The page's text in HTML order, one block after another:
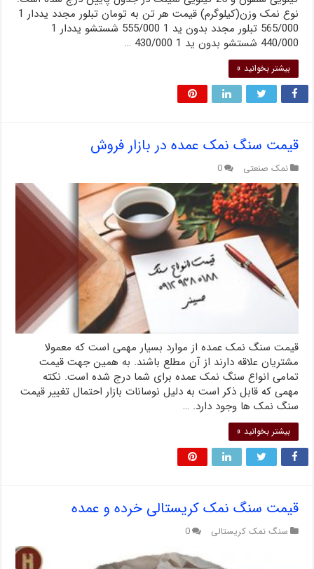
نوع نمک وزن(کیلوگرم) قیمت هر تن به تومان تبلور مجدد یددار 1
565/000 تبلور مجدد بدون ید 1 555/000 شستشو یددار 1
440/000 شستشو بدون ید 1 430/000 …
بیشتر بخوانید »
قیمت سنگ نمک عمده در بازار فروش
نمک صنعتی 0
قیمت سنگ نمک عمده از موارد بسیار مهمی است که معمولا
مشتریان علاقه دارند از آن مطلع باشند. به همین جهت قیمت
تمامی انواع سنگ نمک عمده برای شما درج شده است. نکته
مهمی که قابل ذکر است به دلیل نوسانات بازار احتمال تغییر قیمت
سنگ نمک ها وجود دارد. …
بیشتر بخوانید »
قیمت سنگ نمک کریستالی خرده و عمده
سنگ نمک کریستالی 0